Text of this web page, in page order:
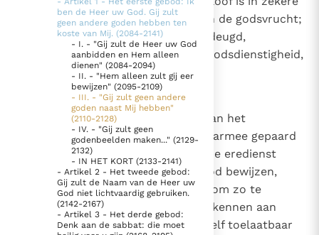
Nieuwste Documenten
5. Het gebed van de Kerk
In Christus wordt onze honger vervuld
Leer de kostbare parel van Gods koninkrijk te
Gods Koninkrijk groeit stilletjes door liefde, niet door
De mystiek. De mystieke verschijnselen en de
Het Vaticaan publiceert een nieuwe Latijnse uitgave
van het Romeins martyrologium
Vaticaanse financiële waakhond verliest autonomie
Paus spreekt het Wereldvoedselprogramma toe
ben de Heer uw God. Gij zult
geen andere goden hebben ten
koste van Mij. (2084-2141)
- I. - "Gij zult de Heer uw God
aanbidden en Hem alleen
dienen" (2084-2094)
- II. - "Hem alleen zult gij eer
bewijzen" (2095-2109)
- III. - "Gij zult geen andere
goden naast Mij hebben"
(2110-2128)
- IV. - "Gij zult geen
godenbeelden maken..." (2129-
2132)
- IN HET KORT (2133-2141)
- Artikel 2 - Het tweede gebod:
Gij zult de Naam van de Heer uw
God niet lichtvaardig gebruiken.
(2142-2167)
- Artikel 3 - Het derde gebod:
Denk aan de sabbat: die moet
zin een ontaarde overdrijving van de godsvrucht;
de ongodsdienstigheid is een ondeugd,
tegengesteld aan de deugd van godsdienstigheid,
door de afwezigheid ervan.
Het bijgeloof
Het bijgeloof is een ontsporing van het
godsdienstig gevoel en van de daarmee gepaard
gaande praktijken. Het kan ook de eredienst
aantasten die wij aan de ware God bewijzen,
wanneer men bij voorbeeld een, om zo te
zeggen, magisch belang gaat toekennen aan
bepaalde praktijken die op zichzelf toelaatbaar